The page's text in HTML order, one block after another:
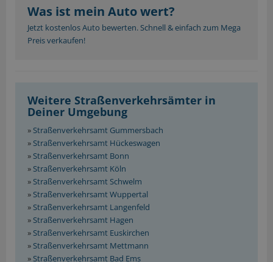
Was ist mein Auto wert?
Jetzt kostenlos Auto bewerten. Schnell & einfach zum Mega
Preis verkaufen!
Weitere Straßenverkehrsämter in
Deiner Umgebung
» Straßenverkehrsamt Gummersbach
» Straßenverkehrsamt Hückeswagen
» Straßenverkehrsamt Bonn
» Straßenverkehrsamt Köln
» Straßenverkehrsamt Schwelm
» Straßenverkehrsamt Wuppertal
» Straßenverkehrsamt Langenfeld
» Straßenverkehrsamt Hagen
» Straßenverkehrsamt Euskirchen
» Straßenverkehrsamt Mettmann
» Straßenverkehrsamt Bad Ems